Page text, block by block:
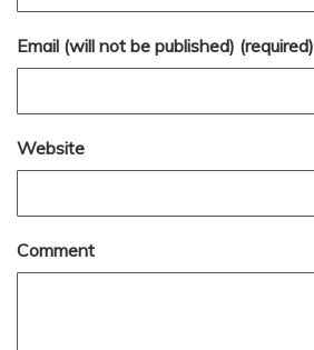
Email (will not be published) (required)
Website
Comment